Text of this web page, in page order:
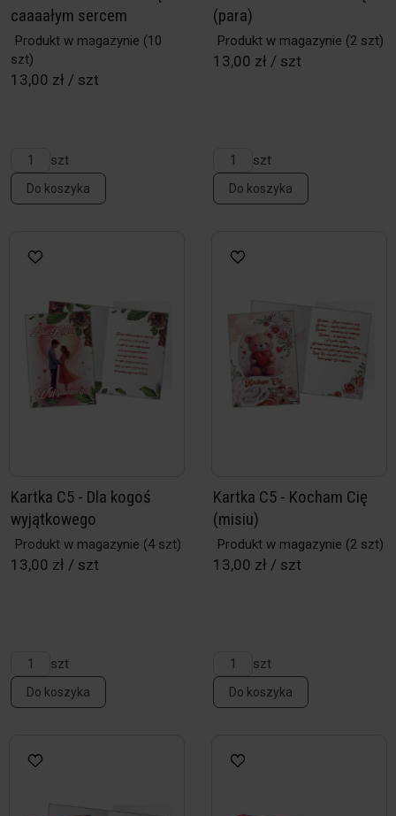
caaaałym sercem
Produkt w magazynie (10
szt)
13,00 zł / szt
szt
Do koszyka
(para)
Produkt w magazynie (2 szt)
13,00 zł / szt
szt
Do koszyka
Kartka C5 - Dla kogoś
wyjątkowego
Produkt w magazynie (4 szt)
13,00 zł / szt
szt
Do koszyka
Kartka C5 - Kocham Cię
(misiu)
Produkt w magazynie (2 szt)
13,00 zł / szt
szt
Do koszyka